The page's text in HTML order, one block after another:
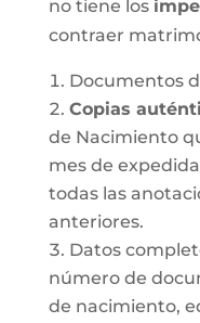
no tiene los
contraer
Documentos
Copias
de Nacimiento
mes de
todas las
anteriores.
Datos
número de
de nacimiento,